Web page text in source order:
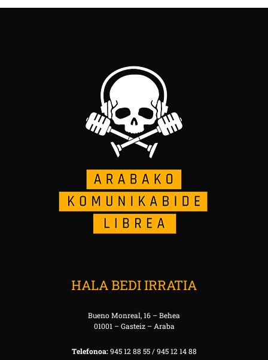
HALA BEDI IRRATIA
Bueno Monreal, 16 – Behea
01001 – Gasteiz – Araba
Telefonoa:945 12 88 55 / 945 12 14 88